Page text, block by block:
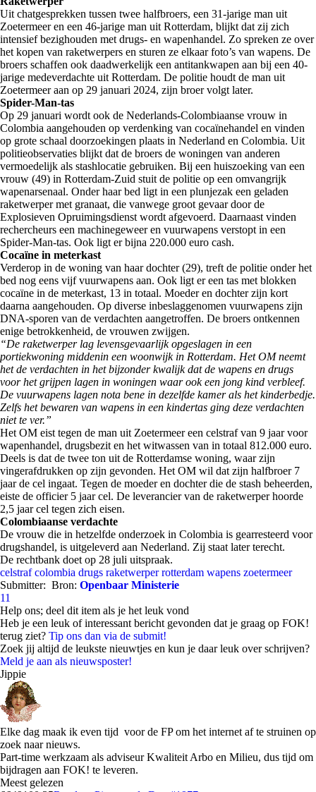
Uit chatgesprekken tussen twee halfbroers, een 31-jarige man uit
Zoetermeer en een 46-jarige man uit Rotterdam, blijkt dat zij zich
intensief bezighouden met drugs- en wapenhandel. Zo spreken ze over
het kopen van raketwerpers en sturen ze elkaar foto’s van wapens. De
broers schaffen ook daadwerkelijk een antitankwapen aan bij een 40-
jarige medeverdachte uit Rotterdam. De politie houdt de man uit
Zoetermeer aan op 29 januari 2024, zijn broer volgt later.
Spider-Man-tas
Op 29 januari wordt ook de Nederlands-Colombiaanse vrouw in
Colombia aangehouden op verdenking van cocaïnehandel en vinden
op grote schaal doorzoekingen plaats in Nederland en Colombia. Uit
politieobservaties blijkt dat de broers de woningen van anderen
vermoedelijk als stashlocatie gebruiken. Bij een huiszoeking van een
vrouw (49) in Rotterdam-Zuid stuit de politie op een omvangrijk
wapenarsenaal. Onder haar bed ligt in een plunjezak een geladen
raketwerper met granaat, die vanwege groot gevaar door de
Explosieven Opruimingsdienst wordt afgevoerd. Daarnaast vinden
rechercheurs een machinegeweer en vuurwapens verstopt in een
Spider-Man-tas. Ook ligt er bijna 220.000 euro cash.
Cocaïne in meterkast
Verderop in de woning van haar dochter (29), treft de politie onder het
bed nog eens vijf vuurwapens aan. Ook ligt er een tas met blokken
cocaïne in de meterkast, 13 in totaal. Moeder en dochter zijn kort
daarna aangehouden. Op diverse inbeslaggenomen vuurwapens zijn
DNA-sporen van de verdachten aangetroffen. De broers ontkennen
enige betrokkenheid, de vrouwen zwijgen.
“De raketwerper lag levensgevaarlijk opgeslagen in een
portiekwoning middenin een woonwijk in Rotterdam. Het OM neemt
het de verdachten in het bijzonder kwalijk dat de wapens en drugs
voor het grijpen lagen in woningen waar ook een jong kind verbleef.
De vuurwapens lagen nota bene in dezelfde kamer als het kinderbedje.
Zelfs het bewaren van wapens in een kindertas ging deze verdachten
niet te ver.”
Het OM eist tegen de man uit Zoetermeer een celstraf van 9 jaar voor
wapenhandel, drugsbezit en het witwassen van in totaal 812.000 euro.
Deels is dat de twee ton uit de Rotterdamse woning, waar zijn
vingerafdrukken op zijn gevonden. Het OM wil dat zijn halfbroer 7
jaar de cel ingaat. Tegen de moeder en dochter die de stash beheerden,
eiste de officier 5 jaar cel. De leverancier van de raketwerper hoorde
2,5 jaar cel tegen zich eisen.
Colombiaanse verdachte
De vrouw die in hetzelfde onderzoek in Colombia is gearresteerd voor
drugshandel, is uitgeleverd aan Nederland. Zij staat later terecht.
De rechtbank doet op 28 juli uitspraak.
celstraf colombia drugs raketwerper rotterdam wapens zoetermeer
Submitter: Bron: Openbaar Ministerie
11
Help ons; deel dit item als je het leuk vond
Heb je een leuk of interessant bericht gevonden dat je graag op FOK!
terug ziet? Tip ons dan via de submit!
Zoek jij altijd de leukste nieuwtjes en kun je daar leuk over schrijven?
Meld je aan als nieuwsposter!
Jippie
Elke dag maak ik even tijd voor de FP om het internet af te struinen op
zoek naar nieuws.
Part-time werkzaam als adviseur Kwaliteit Arbo en Milieu, dus tijd om
bijdragen aan FOK! te leveren.
Meest gelezen